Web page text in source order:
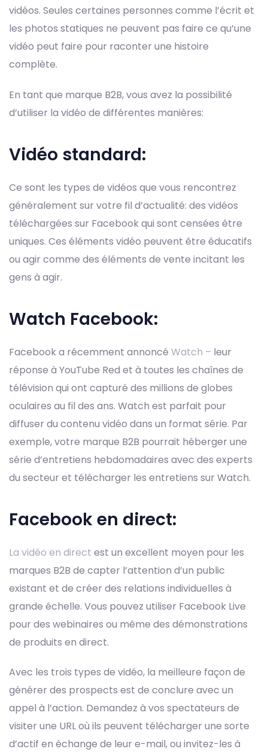
vidéos. Seules certaines personnes comme l’écrit et
les photos statiques ne peuvent pas faire ce qu’une
vidéo peut faire pour raconter une histoire
complète.
En tant que marque B2B, vous avez la possibilité
d’utiliser la vidéo de différentes manières:
Vidéo standard:
Ce sont les types de vidéos que vous rencontrez
généralement sur votre fil d’actualité: des vidéos
téléchargées sur Facebook qui sont censées être
uniques. Ces éléments vidéo peuvent être éducatifs
ou agir comme des éléments de vente incitant les
gens à agir.
Watch Facebook:
Facebook a récemment annoncé Watch – leur
réponse à YouTube Red et à toutes les chaînes de
télévision qui ont capturé des millions de globes
oculaires au fil des ans. Watch est parfait pour
diffuser du contenu vidéo dans un format série. Par
exemple, votre marque B2B pourrait héberger une
série d’entretiens hebdomadaires avec des experts
du secteur et télécharger les entretiens sur Watch.
Facebook en direct:
La vidéo en direct est un excellent moyen pour les
marques B2B de capter l’attention d’un public
existant et de créer des relations individuelles à
grande échelle. Vous pouvez utiliser Facebook Live
pour des webinaires ou même des démonstrations
de produits en direct.
Avec les trois types de vidéo, la meilleure façon de
générer des prospects est de conclure avec un
appel à l’action. Demandez à vos spectateurs de
visiter une URL où ils peuvent télécharger une sorte
d’actif en échange de leur e-mail, ou invitez-les à